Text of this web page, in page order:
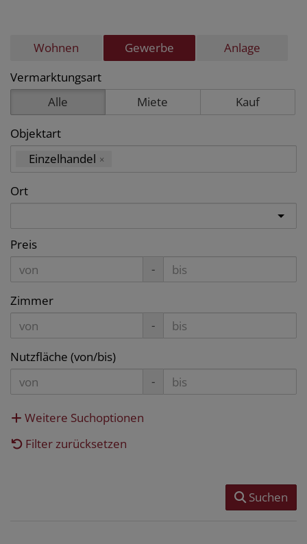
Wohnen Gewerbe
Anlage
Vermarktungsart
Alle
Miete
Kauf
Objektart
Einzelhandel ×
Ort
Preis
-
Zimmer
-
Nutzfläche (von/bis)
-
Weitere Suchoptionen
Filter zurücksetzen
Suchen